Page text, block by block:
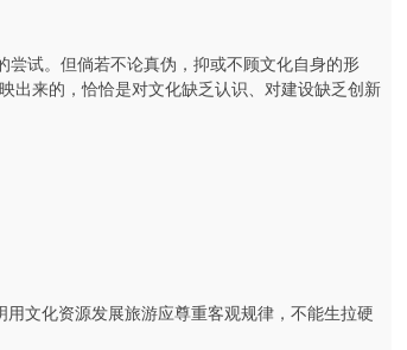
试。但倘若不论真伪，抑或不顾文化自身的形
出来的，恰恰是对文化缺乏认识、对建设缺乏创新
文化资源发展旅游应尊重客观规律，不能生拉硬